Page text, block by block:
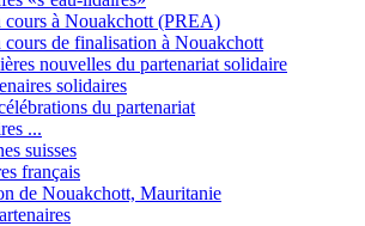
cours à Nouakchott (PREA)
cours de finalisation à Nouakchott
nouvelles du partenariat solidaire
solidaires
du partenariat
...
suisses
français
de Nouakchott, Mauritanie